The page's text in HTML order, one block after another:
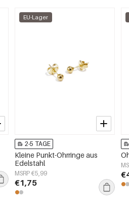
EU-Lager
2-5 TAGE
Kleine Punkt-Ohrringe aus
Edelstahl
MSRP €5,99
€1,75